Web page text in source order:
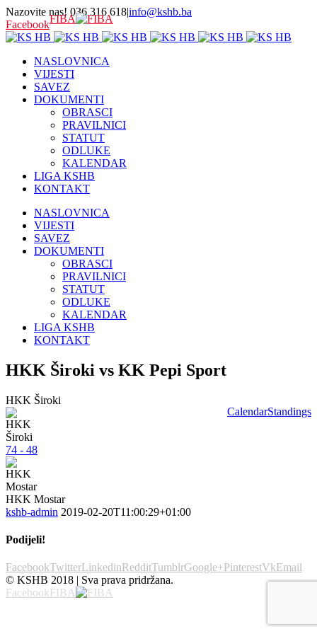
Nazovite nas! 036 316 618|info@kshb.ba
FacebookFIBA
NASLOVNICA
VIJESTI
SAVEZ
DOKUMENTI
OBRASCI
PRAVILNICI
STATUT
ODLUKE
KALENDAR
LIGA KSHB
KONTAKT
NASLOVNICA
VIJESTI
SAVEZ
DOKUMENTI
OBRASCI
PRAVILNICI
STATUT
ODLUKE
KALENDAR
LIGA KSHB
KONTAKT
HKK Široki vs KK Pepi Sport
CalendarStandings
HKK Široki
74 - 48
HKK Mostar
kshb-admin 2019-02-20T11:00:29+01:00
Podijeli!
FacebookTwitterLinkedinRedditTumblrGoogle+PinterestVkEmail
© KSHB 2018 | Sva prava pridržana.
FacebookFIBA